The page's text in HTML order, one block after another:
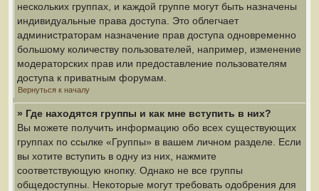
нескольких группах, и каждой группе могут быть назначены
индивидуальные права доступа. Это облегчает
администраторам назначение прав доступа одновременно
большому количеству пользователей, например, изменение
модераторских прав или предоставление пользователям
доступа к приватным форумам.
Вернуться к началу
» Где находятся группы и как мне вступить в них?
Вы можете получить информацию обо всех существующих
группах по ссылке «Группы» в вашем личном разделе. Если
вы хотите вступить в одну из них, нажмите
соответствующую кнопку. Однако не все группы
общедоступны. Некоторые могут требовать одобрения для